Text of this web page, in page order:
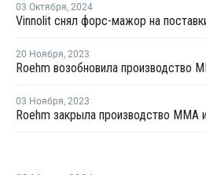
03 Октября, 2024
Vinnolit снял форс-мажор на
20 Ноября, 2023
Roehm возобновила
03 Ноября, 2023